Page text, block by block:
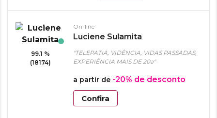
99.1 %
(18174)
On-line
Luciene Sulamita
"TELEPATIA, VIDÊNCIA, VIDAS PASSADAS,
EXPERIÊNCIA MAIS DE 20a"
a partir de -20% de desconto
Confira